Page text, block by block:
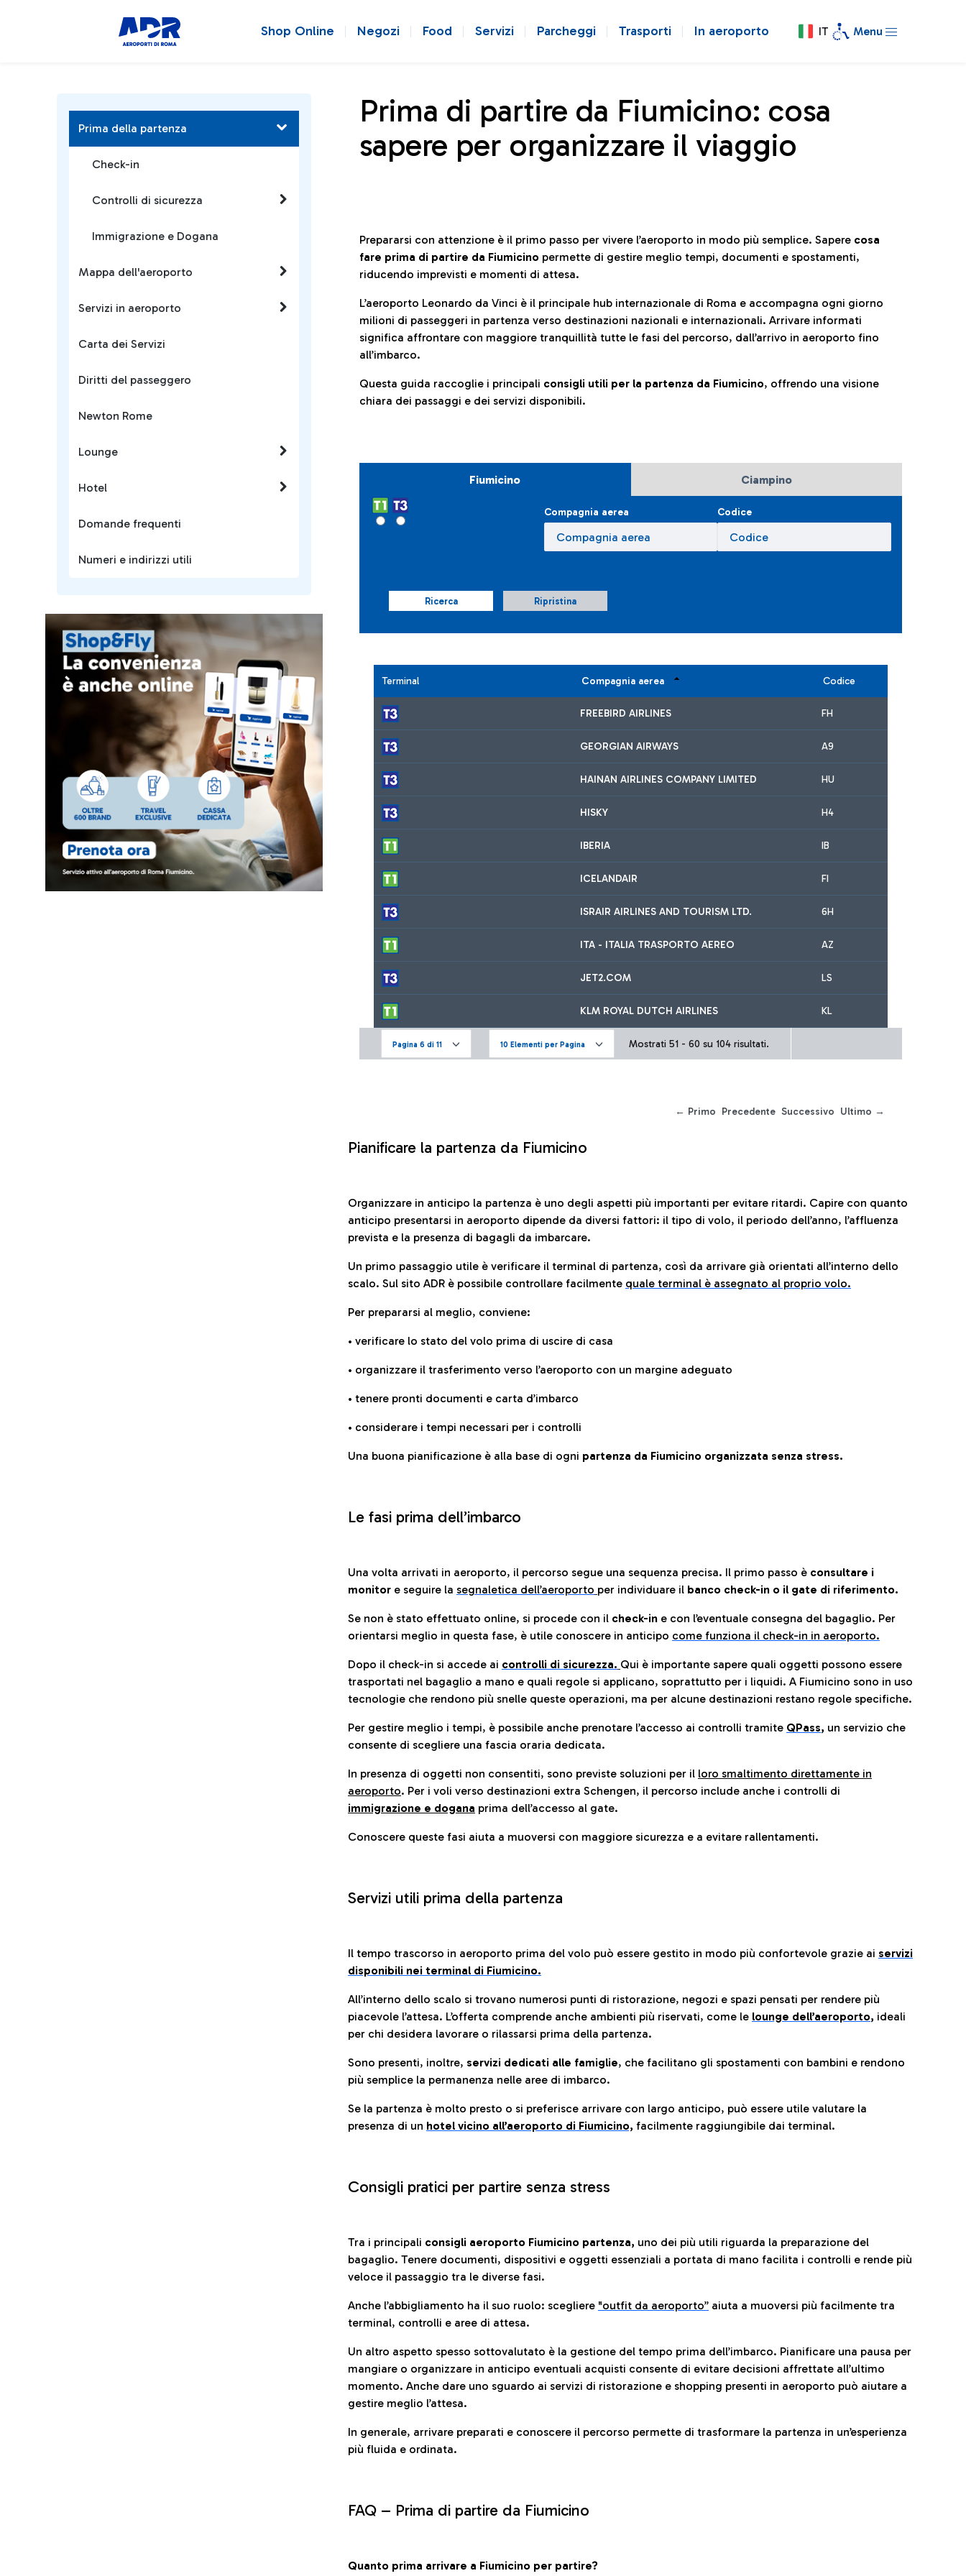
Shop Online Negozi Food Servizi Parcheggi Trasporti In aeroporto IT Menu
Prima di partire da Fiumicino: cosa
sapere per organizzare il viaggio
Prepararsi con attenzione è il primo passo per vivere l’aeroporto in modo più semplice. Sapere cosa
fare prima di partire da Fiumicino permette di gestire meglio tempi, documenti e spostamenti,
riducendo imprevisti e momenti di attesa.
L’aeroporto Leonardo da Vinci è il principale hub internazionale di Roma e accompagna ogni giorno
milioni di passeggeri in partenza verso destinazioni nazionali e internazionali. Arrivare informati
significa affrontare con maggiore tranquillità tutte le fasi del percorso, dall’arrivo in aeroporto fino
all’imbarco.
Questa guida raccoglie i principali consigli utili per la partenza da Fiumicino, offrendo una visione
chiara dei passaggi e dei servizi disponibili.
Fiumicino Ciampino
Compagnia aerea Codice
Ricerca Ripristina
Terminal Compagnia aerea Codice
FREEBIRD AIRLINES FH
GEORGIAN AIRWAYS A9
HAINAN AIRLINES COMPANY LIMITED HU
HISKY H4
IBERIA IB
ICELANDAIR FI
ISRAIR AIRLINES AND TOURISM LTD. 6H
ITA - ITALIA TRASPORTO AEREO AZ
JET2.COM LS
KLM ROYAL DUTCH AIRLINES KL
Pagina 6 di 11 10 Elementi per Pagina Mostrati 51 - 60 su 104 risultati.
← Primo Precedente Successivo Ultimo →
Pianificare la partenza da Fiumicino
Organizzare in anticipo la partenza è uno degli aspetti più importanti per evitare ritardi. Capire con quanto
anticipo presentarsi in aeroporto dipende da diversi fattori: il tipo di volo, il periodo dell’anno, l’affluenza
prevista e la presenza di bagagli da imbarcare.
Un primo passaggio utile è verificare il terminal di partenza, così da arrivare già orientati all’interno dello
scalo. Sul sito ADR è possibile controllare facilmente quale terminal è assegnato al proprio volo.
Per prepararsi al meglio, conviene:
• verificare lo stato del volo prima di uscire di casa
• organizzare il trasferimento verso l’aeroporto con un margine adeguato
• tenere pronti documenti e carta d’imbarco
• considerare i tempi necessari per i controlli
Una buona pianificazione è alla base di ogni partenza da Fiumicino organizzata senza stress.
Le fasi prima dell’imbarco
Una volta arrivati in aeroporto, il percorso segue una sequenza precisa. Il primo passo è consultare i
monitor e seguire la segnaletica dell’aeroporto per individuare il banco check-in o il gate di riferimento.
Se non è stato effettuato online, si procede con il check-in e con l’eventuale consegna del bagaglio. Per
orientarsi meglio in questa fase, è utile conoscere in anticipo come funziona il check-in in aeroporto.
Dopo il check-in si accede ai controlli di sicurezza. Qui è importante sapere quali oggetti possono essere
trasportati nel bagaglio a mano e quali regole si applicano, soprattutto per i liquidi. A Fiumicino sono in uso
tecnologie che rendono più snelle queste operazioni, ma per alcune destinazioni restano regole specifiche.
Per gestire meglio i tempi, è possibile anche prenotare l’accesso ai controlli tramite QPass, un servizio che
consente di scegliere una fascia oraria dedicata.
In presenza di oggetti non consentiti, sono previste soluzioni per il loro smaltimento direttamente in
aeroporto. Per i voli verso destinazioni extra Schengen, il percorso include anche i controlli di
immigrazione e dogana prima dell’accesso al gate.
Conoscere queste fasi aiuta a muoversi con maggiore sicurezza e a evitare rallentamenti.
Servizi utili prima della partenza
Il tempo trascorso in aeroporto prima del volo può essere gestito in modo più confortevole grazie ai servizi
disponibili nei terminal di Fiumicino.
All’interno dello scalo si trovano numerosi punti di ristorazione, negozi e spazi pensati per rendere più
piacevole l’attesa. L’offerta comprende anche ambienti più riservati, come le lounge dell’aeroporto, ideali
per chi desidera lavorare o rilassarsi prima della partenza.
Sono presenti, inoltre, servizi dedicati alle famiglie, che facilitano gli spostamenti con bambini e rendono
più semplice la permanenza nelle aree di imbarco.
Se la partenza è molto presto o si preferisce arrivare con largo anticipo, può essere utile valutare la
presenza di un hotel vicino all’aeroporto di Fiumicino, facilmente raggiungibile dai terminal.
Consigli pratici per partire senza stress
Tra i principali consigli aeroporto Fiumicino partenza, uno dei più utili riguarda la preparazione del
bagaglio. Tenere documenti, dispositivi e oggetti essenziali a portata di mano facilita i controlli e rende più
veloce il passaggio tra le diverse fasi.
Anche l’abbigliamento ha il suo ruolo: scegliere "outfit da aeroporto” aiuta a muoversi più facilmente tra
terminal, controlli e aree di attesa.
Un altro aspetto spesso sottovalutato è la gestione del tempo prima dell’imbarco. Pianificare una pausa per
mangiare o organizzare in anticipo eventuali acquisti consente di evitare decisioni affrettate all’ultimo
momento. Anche dare uno sguardo ai servizi di ristorazione e shopping presenti in aeroporto può aiutare a
gestire meglio l’attesa.
In generale, arrivare preparati e conoscere il percorso permette di trasformare la partenza in un’esperienza
più fluida e ordinata.
FAQ – Prima di partire da Fiumicino
Quanto prima arrivare a Fiumicino per partire?
Prima della partenza
Check-in
Controlli di sicurezza
Immigrazione e Dogana
Mappa dell'aeroporto
Servizi in aeroporto
Carta dei Servizi
Diritti del passeggero
Newton Rome
Lounge
Hotel
Domande frequenti
Numeri e indirizzi utili